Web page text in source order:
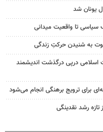
یونان شد
سیاسی تا واقعیت میدانی
به شنیدن حرکتِ زندگی
اسلامی درپی درگذشت اندیشمند
برای ترویج برهنگی انجام می‌شود
تازه رشد نقدینگی